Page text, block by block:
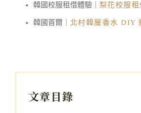
韓國校服租借體驗｜ 梨花校服租
韓國首爾｜ 北村韓屋香水 DIY
文章目錄